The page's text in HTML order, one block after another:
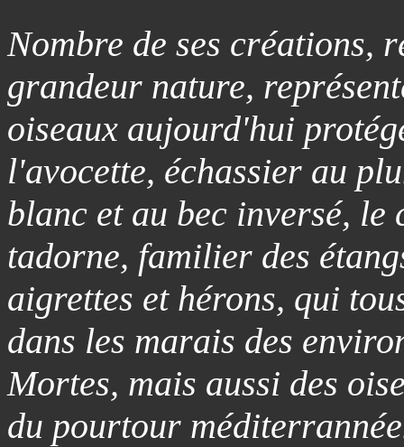
Nombre de ses créations,
grandeur nature,
oiseaux aujourd'hui
l'avocette, échassier au
blanc et au bec inversé, le
tadorne, familier des
aigrettes et hérons, qui
dans les marais des
Mortes, mais aussi des
du pourtour